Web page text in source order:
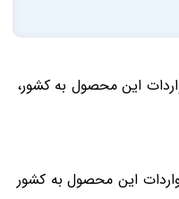
این محصول به کشور،
واردات این محصول به کشور